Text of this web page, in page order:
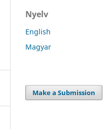
Nyelv
English
Magyar
Make a Submission